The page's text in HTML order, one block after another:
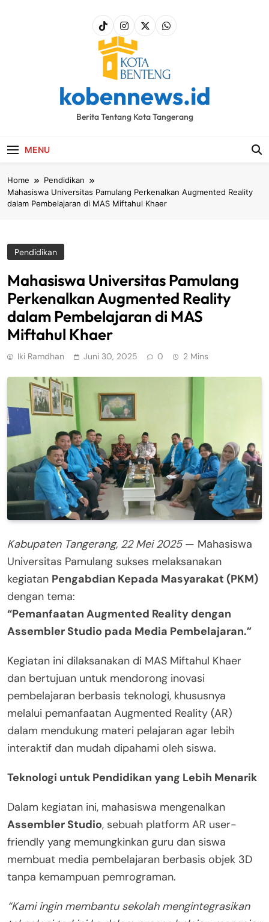
kobennews.id
Berita Tentang Kota Tangerang
MENU
Home
Pendidikan
Mahasiswa Universitas Pamulang Perkenalkan Augmented Reality
dalam Pembelajaran di MAS Miftahul Khaer
Pendidikan
Mahasiswa Universitas Pamulang
Perkenalkan Augmented Reality
dalam Pembelajaran di MAS
Miftahul Khaer
Iki Ramdhan Juni 30, 2025 0 2 Mins
Kabupaten Tangerang, 22 Mei 2025— Mahasiswa
Universitas Pamulang sukses melaksanakan
kegiatan Pengabdian Kepada Masyarakat (PKM)
dengan tema:
“Pemanfaatan Augmented Reality dengan
Assembler Studio pada Media Pembelajaran.”
Kegiatan ini dilaksanakan di MAS Miftahul Khaer
dan bertujuan untuk mendorong inovasi
pembelajaran berbasis teknologi, khususnya
melalui pemanfaatan Augmented Reality (AR)
dalam mendukung materi pelajaran agar lebih
interaktif dan mudah dipahami oleh siswa.
Teknologi untuk Pendidikan yang Lebih Menarik
Dalam kegiatan ini, mahasiswa mengenalkan
Assembler Studio, sebuah platform AR user-
friendly yang memungkinkan guru dan siswa
membuat media pembelajaran berbasis objek 3D
tanpa kemampuan pemrograman.
“Kami ingin membantu sekolah mengintegrasikan